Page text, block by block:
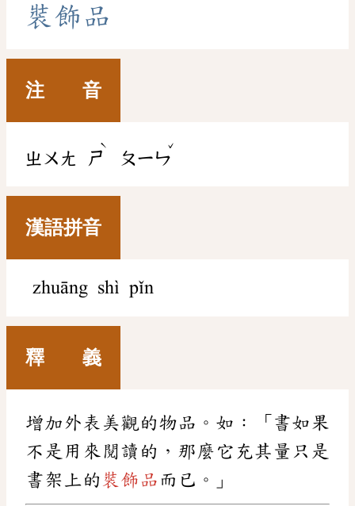
裝 飾 品
注 音
ㄓㄨㄤ ㄕ
ˋ
ㄆㄧㄣ
ˇ
漢語拼音
zhuāng shì pǐn
釋 義
增加外表美觀的物品。如：「書如果
不是用來閱讀的，那麼它充其量只是
書架上的 裝飾品 而已。」